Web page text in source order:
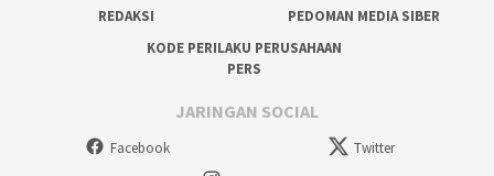
REDAKSI
PEDOMAN MEDIA SIBER
KODE PERILAKU PERUSAHAAN
PERS
JARINGAN SOCIAL
Facebook
Twitter